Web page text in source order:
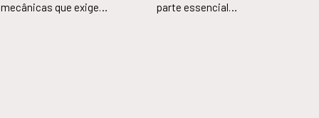
mecânicas que exige…
parte essencial…